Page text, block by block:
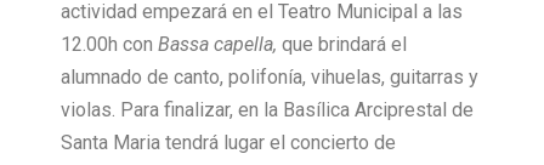
actividad empezará en el Teatro Municipal a las
12.00h con Bassa capella, que brindará el
alumnado de canto, polifonía, vihuelas, guitarras y
violas. Para finalizar, en la Basílica Arciprestal de
Santa Maria tendrá lugar el concierto de